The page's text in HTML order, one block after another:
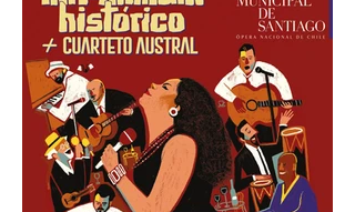
inspirado en el concepto de un museo de
Hollywood, que promete transportar a sus
visitantes a distintos